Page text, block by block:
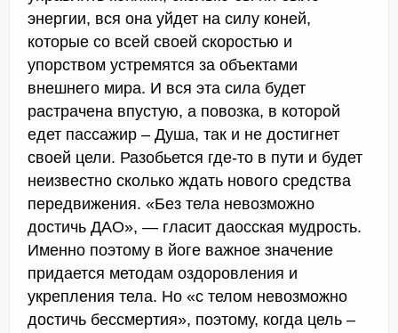
энергии, вся она уйдет на силу коней,
которые со всей своей скоростью и
упорством устремятся за объектами
внешнего мира. И вся эта сила будет
растрачена впустую, а повозка, в которой
едет пассажир – Душа, так и не достигнет
своей цели. Разобьется где-то в пути и будет
неизвестно сколько ждать нового средства
передвижения. «Без тела невозможно
достичь ДАО», — гласит даосская мудрость.
Именно поэтому в йоге важное значение
придается методам оздоровления и
укрепления тела. Но «с телом невозможно
достичь бессмертия», поэтому, когда цель –